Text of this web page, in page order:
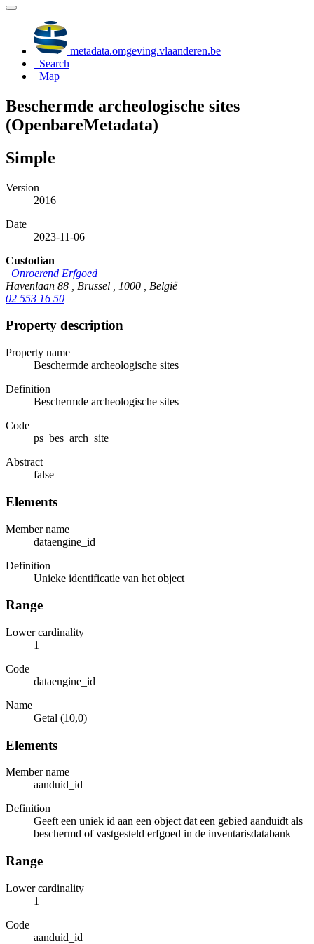
metadata.omgeving.vlaanderen.be
Search
Map
Beschermde archeologische sites
(OpenbareMetadata)
Simple
Version
2016
Date
2023-11-06
Custodian
Onroerend Erfgoed
Havenlaan 88 , Brussel , 1000 , België
02 553 16 50
Property description
Property name
Beschermde archeologische sites
Definition
Beschermde archeologische sites
Code
ps_bes_arch_site
Abstract
false
Elements
Member name
dataengine_id
Definition
Unieke identificatie van het object
Range
Lower cardinality
1
Code
dataengine_id
Name
Getal (10,0)
Elements
Member name
aanduid_id
Definition
Geeft een uniek id aan een object dat een gebied aanduidt als
beschermd of vastgesteld erfgoed in de inventarisdatabank
Range
Lower cardinality
1
Code
aanduid_id